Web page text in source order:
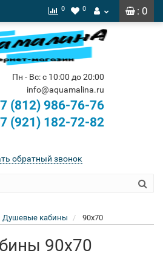
: 0
0 0
Пн - Вс: с 10:00 до 20:00
info@aquamalina.ru
(812) 986-76-76
(921) 182-72-82
обратный звонок
Душевые кабины 90х70
90х70